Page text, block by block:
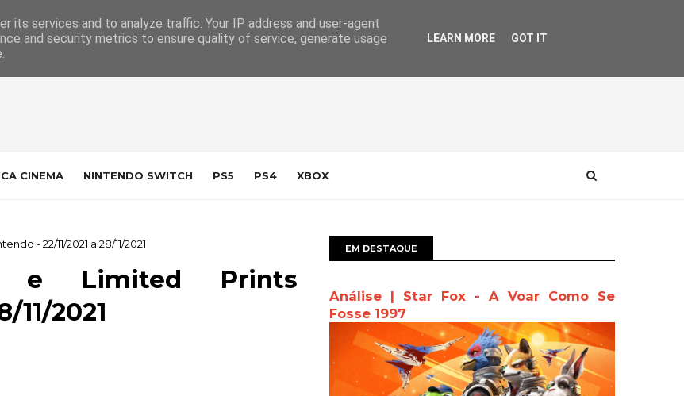
Contacto
CINEMA NINTENDO SWITCH PS5 PS4 XBOX
- 22/11/2021 a 28/11/2021
e Limited Prints
11/2021
EM DESTAQUE
Análise | Star Fox - A Voar Como Se
Fosse 1997
its services and to analyze traffic. Your IP address and user-agent
and security metrics to ensure quality of service, generate usage
LEARN MORE GOT IT